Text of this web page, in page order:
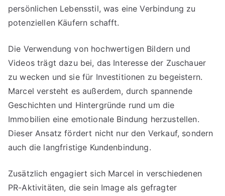
persönlichen Lebensstil, was eine Verbindung zu
potenziellen Käufern schafft.
Die Verwendung von hochwertigen Bildern und
Videos trägt dazu bei, das Interesse der Zuschauer
zu wecken und sie für Investitionen zu begeistern.
Marcel versteht es außerdem, durch spannende
Geschichten und Hintergründe rund um die
Immobilien eine emotionale Bindung herzustellen.
Dieser Ansatz fördert nicht nur den Verkauf, sondern
auch die langfristige Kundenbindung.
Zusätzlich engagiert sich Marcel in verschiedenen
PR-Aktivitäten, die sein Image als gefragter